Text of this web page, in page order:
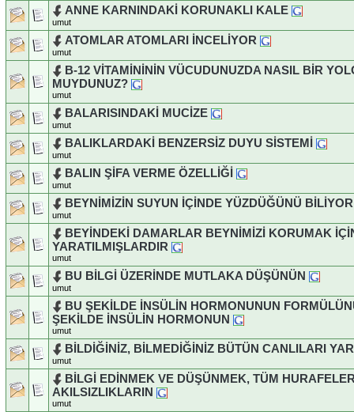
ANNE KARNINDAKİ KORUNAKLI KALE
umut
ATOMLAR ATOMLARI İNCELİYOR
umut
B-12 VİTAMİNİNİN VÜCUDUNUZDA NASIL BİR
MUYDUNUZ?
umut
BALARISINDAKİ MUCİZE
umut
BALIKLARDAKİ BENZERSİZ DUYU SİSTEMİ
umut
BALIN ŞİFA VERME ÖZELLİĞİ
umut
BEYNİMİZİN SUYUN İÇİNDE YÜZDÜĞÜNÜ
umut
BEYİNDEKİ DAMARLAR BEYNİMİZİ KORUMAK
YARATILMIŞLARDIR
umut
BU BİLGİ ÜZERİNDE MUTLAKA DÜŞÜNÜN
umut
BU ŞEKİLDE İNSÜLİN HORMONUNUN
ŞEKİLDE İNSÜLİN HORMONUN
umut
BİLDİĞİNİZ, BİLMEDİĞİNİZ BÜTÜN CANLILARI
umut
BİLGİ EDİNMEK VE DÜŞÜNMEK, TÜM
AKILSIZLIKLARIN
umut